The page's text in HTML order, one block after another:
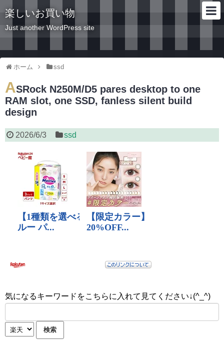
楽しいお買い物
Just another WordPress site
ホーム ssd
ASRock N250M/D5 pares desktop to one
RAM slot, one SSD, fanless silent build
design
2026/6/3 ssd
気になるキーワードをこちらに入れて見てください↓(^_^)